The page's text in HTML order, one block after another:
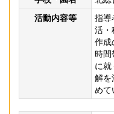
活動内容等
指導
活・
作成
時間
に
解を
めて